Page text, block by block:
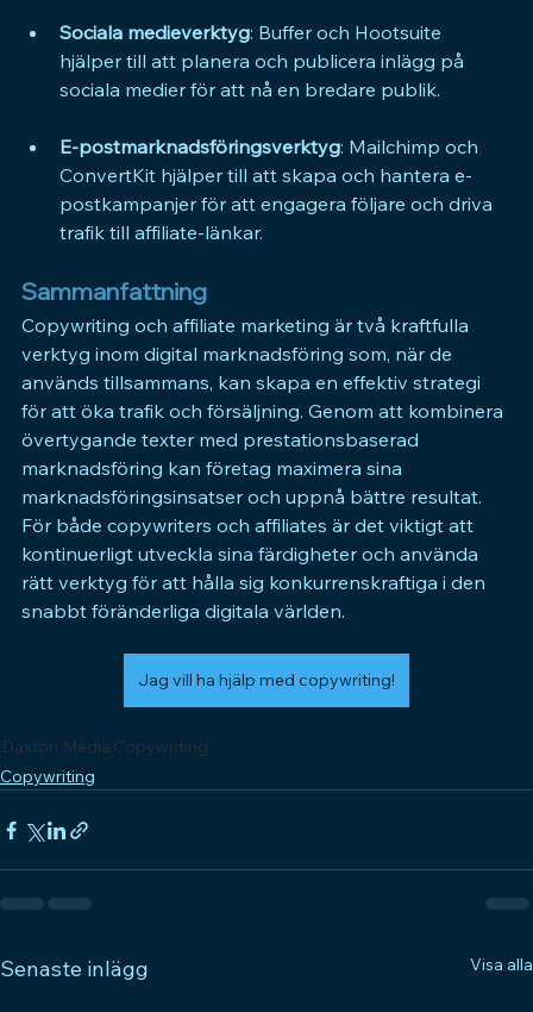
Sociala medieverktyg: Buffer och Hootsuite
hjälper till att planera och publicera inlägg på
sociala medier för att nå en bredare publik.
E-postmarknadsföringsverktyg: Mailchimp och
ConvertKit hjälper till att skapa och hantera e-
postkampanjer för att engagera följare och driva
trafik till affiliate-länkar.
Sammanfattning
Copywriting och affiliate marketing är två kraftfulla
verktyg inom digital marknadsföring som, när de
används tillsammans, kan skapa en effektiv strategi
för att öka trafik och försäljning. Genom att kombinera
övertygande texter med prestationsbaserad
marknadsföring kan företag maximera sina
marknadsföringsinsatser och uppnå bättre resultat.
För både copywriters och affiliates är det viktigt att
kontinuerligt utveckla sina färdigheter och använda
rätt verktyg för att hålla sig konkurrenskraftiga i den
snabbt föränderliga digitala världen.
Jag vill ha hjälp med copywriting!
Daxton Media Copywriting
Copywriting
Senaste inlägg Visa alla